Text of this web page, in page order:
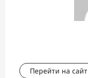
Перейти на сайт